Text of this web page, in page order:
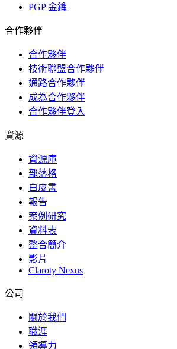
PGP 金鑰
合作夥伴
合作夥伴
技術聯盟合作夥伴
通路合作夥伴
成為合作夥伴
合作夥伴登入
資源
資源庫
部落格
白皮書
報告
案例研究
資料表
整合簡介
影片
Claroty Nexus
公司
關於我們
職涯
領導力